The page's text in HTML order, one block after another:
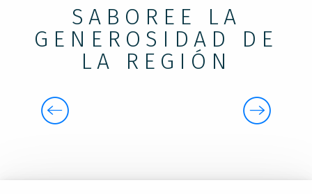
SABOREE LA
GENEROSIDAD DE
LA REGIÓN